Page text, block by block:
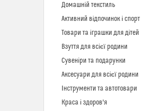
Домашній текстиль
Активний відпочинок і спорт
Товари та іграшки для дітей
Взуття для всієї родини
Сувеніри та подарунки
Аксесуари для всієї родини
Інструменти та автотовари
Краса і здоров'я